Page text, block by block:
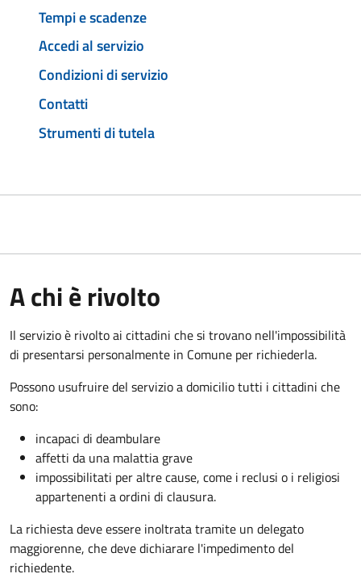
Tempi e scadenze
Accedi al servizio
Condizioni di servizio
Contatti
Strumenti di tutela
A chi è rivolto
Il servizio è rivolto ai cittadini che si trovano nell'impossibilità
di presentarsi personalmente in Comune per richiederla.
Possono usufruire del servizio a domicilio tutti i cittadini che
sono:
incapaci di deambulare
affetti da una malattia grave
impossibilitati per altre cause, come i reclusi o i religiosi
appartenenti a ordini di clausura.
La richiesta deve essere inoltrata tramite un delegato
maggiorenne, che deve dichiarare l'impedimento del
richiedente.